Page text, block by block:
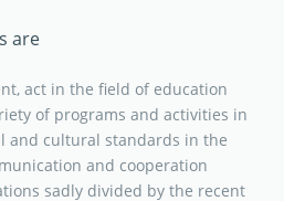
are
act in the field of education
of programs and activities in
and cultural standards in the
and cooperation
sadly divided by the recent